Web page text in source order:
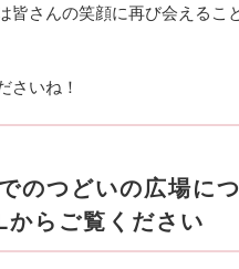
皆さんの笑顔に再び会えるこ
さいね！
のつどいの広場に
からご覧ください